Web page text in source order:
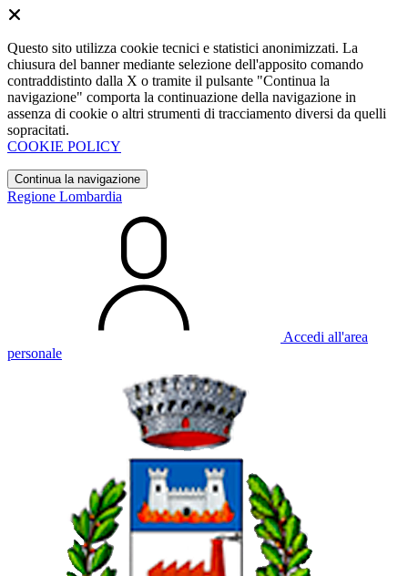
Questo sito utilizza cookie tecnici e statistici anonimizzati. La
chiusura del banner mediante selezione dell'apposito comando
contraddistinto dalla X o tramite il pulsante "Continua la
navigazione" comporta la continuazione della navigazione in
assenza di cookie o altri strumenti di tracciamento diversi da quelli
sopracitati.
COOKIE POLICY
Continua la navigazione
Regione Lombardia
Accedi all'area
personale